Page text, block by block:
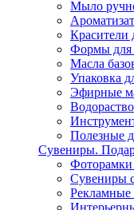
Мыло
Красители
Формы для
Масла
Упаковка
Эфирные
Полезные
Сувениры.
Сувениры
Рекламные